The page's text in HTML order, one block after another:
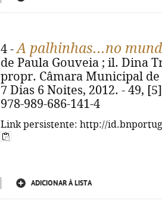
4 -A palhinhas...no
de Paula Gouveia ; il. Dina
propr. Câmara Municipal de
7 Dias 6 Noites, 2012. - 49,
978-989-686-141-4
Link persistente: http://
ADICIONAR À LISTA